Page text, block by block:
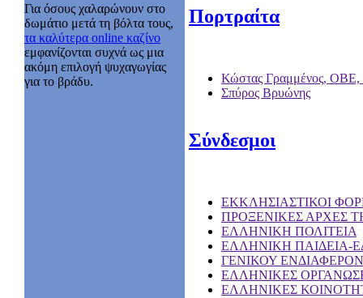
Για όσους χαλαρώνουν στο
δωμάτιο μετά τη βόλτα τους,
τα καλύτερα online καζίνο
εμφανίζονται συχνά ως μια
ακόμη επιλογή ψυχαγωγίας
για το βράδυ.
Πορτραίτα
Κώστας Γραμμένος, ΟΒΕ,
Σπύρος Βρυώνης
Σύνδεσμοι
EKKΛΗΣΙΑΣΤΙΚΟΙ
ΠΡΟΞΕΝΙΚΕΣ ΑΡΧΕΣ
ΕΛΛΗΝΙΚΗ ΠΟΛΙΤΕΙΑ
ΕΛΛΗΝΙΚΗ ΠΑΙΔΕΙΑ-
ΓΕΝΙΚΟΥ
ΕΛΛΗΝΙΚΕΣ
ΕΛΛΗΝΙΚΕΣ